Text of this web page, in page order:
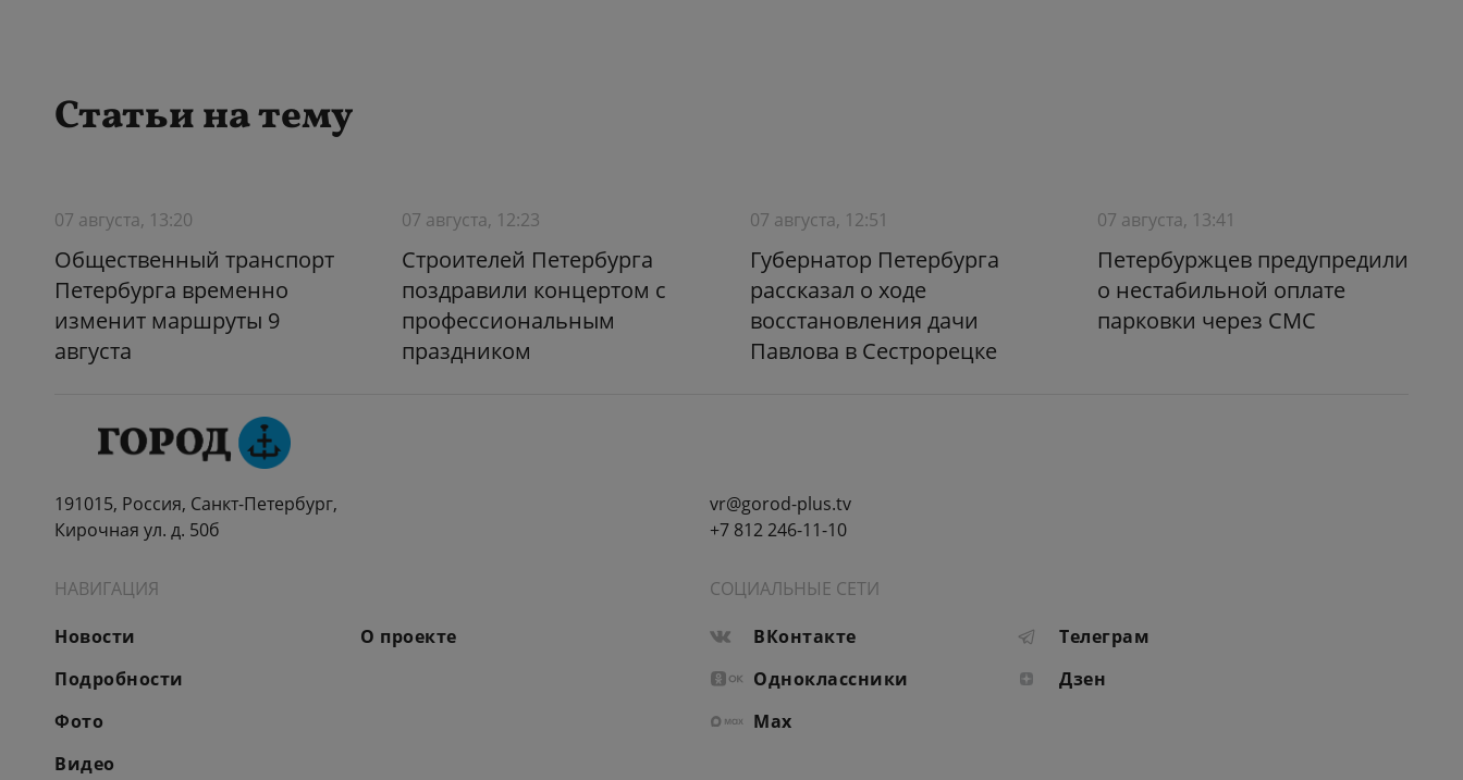
Статьи на тему
07 августа, 13:20
Общественный транспорт
Петербурга временно
изменит маршруты 9
августа
07 августа, 12:23
Строителей Петербурга
поздравили концертом с
профессиональным
праздником
07 августа, 12:51
Губернатор Петербурга
рассказал о ходе
восстановления дачи
Павлова в Сестрорецке
07 августа, 13:41
Петербуржцев предупредили
о нестабильной оплате
парковки через СМС
191015, Россия, Санкт-Петербург,
Кирочная ул. д. 50б
vr@gorod-plus.tv
+7 812 246-11-10
НАВИГАЦИЯ
Новости
Подробности
Фото
Видео
О проекте
СОЦИАЛЬНЫЕ СЕТИ
ВКонтакте
Телеграм
Одноклассники
Дзен
Max